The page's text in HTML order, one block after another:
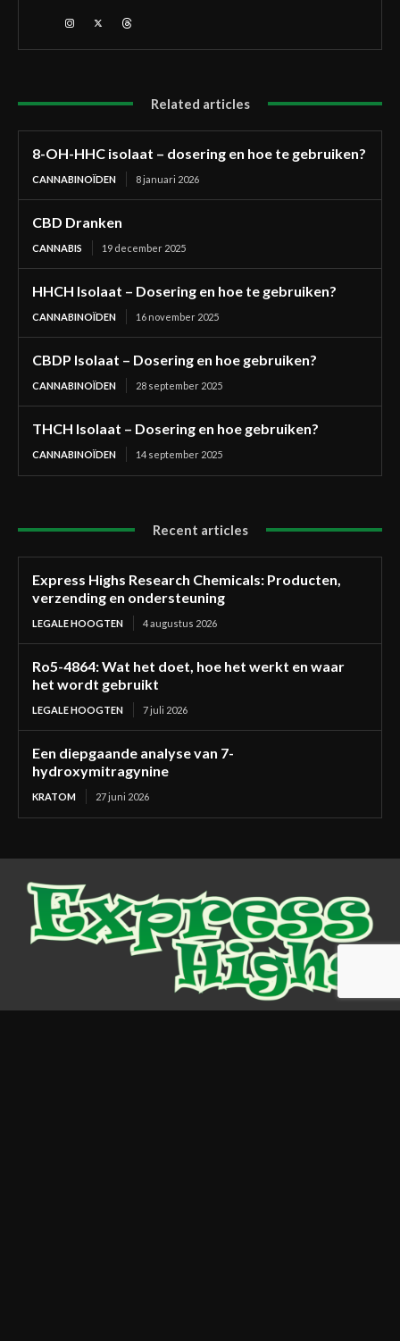
Related articles
8-OH-HHC isolaat – dosering en hoe te gebruiken?
CANNABINOÏDEN 8 januari 2026
CBD Dranken
CANNABIS 19 december 2025
HHCH Isolaat – Dosering en hoe te gebruiken?
CANNABINOÏDEN 16 november 2025
CBDP Isolaat – Dosering en hoe gebruiken?
CANNABINOÏDEN 28 september 2025
THCH Isolaat – Dosering en hoe gebruiken?
CANNABINOÏDEN 14 september 2025
Recent articles
Express Highs Research Chemicals: Producten,
verzending en ondersteuning
LEGALE HOOGTEN 4 augustus 2026
Ro5-4864: Wat het doet, hoe het werkt en waar
het wordt gebruikt
LEGALE HOOGTEN 7 juli 2026
Een diepgaande analyse van 7-
hydroxymitragynine
KRATOM 27 juni 2026